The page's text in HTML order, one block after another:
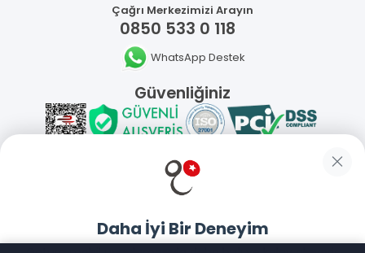
Çağrı Merkezimizi Arayın
0850 533 0 118
WhatsApp Destek
Güvenliğiniz
Sosyal Medya
Mobil Uygulamalarımız
Daha İyi Bir Deneyim